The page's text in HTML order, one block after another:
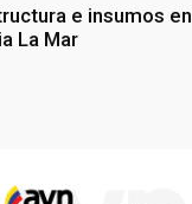
e insumos en
La Mar